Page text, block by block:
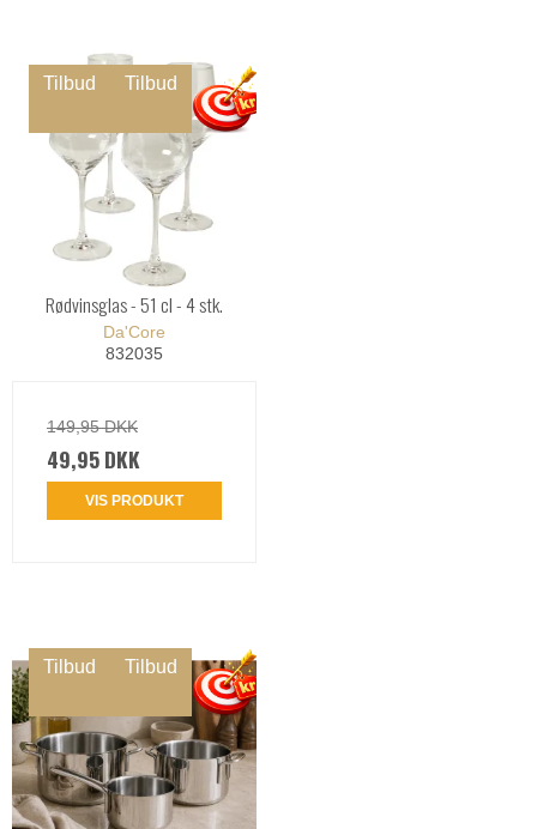
Tilbud Tilbud
Rødvinsglas - 51 cl - 4 stk.
Da'Core
832035
149,95 DKK
49,95 DKK
VIS PRODUKT
Tilbud Tilbud